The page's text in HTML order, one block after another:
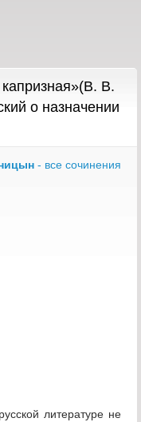
В.
о назначении
- все сочинения
литературе не